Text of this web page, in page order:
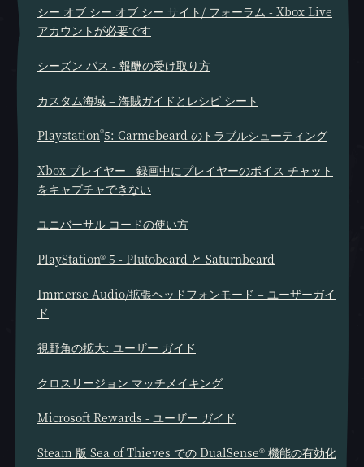
シー オブ シー オブ シー サイト/ フォーラム - Xbox Live
アカウントが必要です
シーズン パス - 報酬の受け取り方
カスタム海域 – 海賊ガイドとレシピ シート
Playstation®5: Carmebeard のトラブルシューティング
Xbox プレイヤー - 録画中にプレイヤーのボイス チャット
をキャプチャできない
ユニバーサル コードの使い方
PlayStation® 5 - Plutobeard と Saturnbeard
Immerse Audio/拡張ヘッドフォンモード – ユーザーガイ
ド
視野角の拡大: ユーザー ガイド
クロスリージョン マッチメイキング
Microsoft Rewards - ユーザー ガイド
Steam 版 Sea of Thieves での DualSense® 機能の有効化